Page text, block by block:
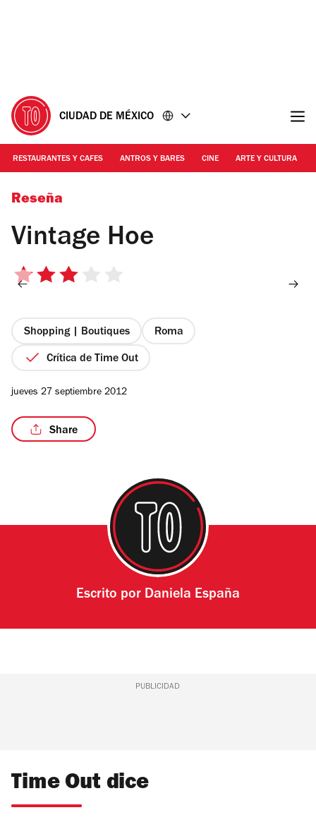
CIUDAD DE MÉXICO
RESTAURANTES Y CAFES ANTROS Y BARES CINE ARTE Y CULTURA
Foto: Cordelia Grierson
Reseña
Vintage Hoe
3
estrellas
Shopping | Boutiques Roma
Crítica de Time Out
jueves 27 septiembre 2012
Share
Escrito por Daniela España
PUBLICIDAD
Time Out dice